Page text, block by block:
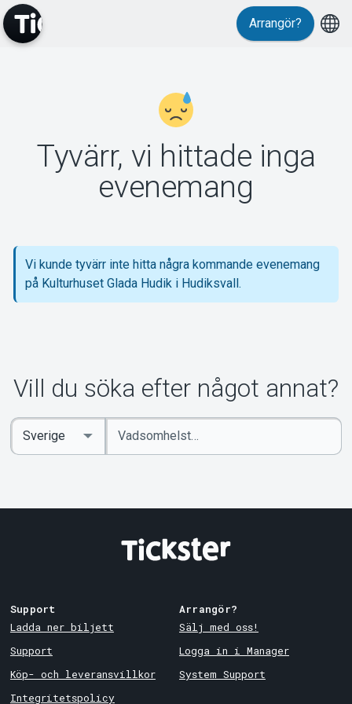
Support
Om Tickster
Arrangör?
Tyvärr, vi hittade inga
evenemang
Vi kunde tyvärr inte hitta några kommande evenemang
på Kulturhuset Glada Hudik i Hudiksvall.
Vill du söka efter något annat?
Ange
sökord
Select
Country
Support
Ladda ner biljett
Support
Köp- och leveransvillkor
Integritetspolicy
Arrangör?
Sälj med oss!
Logga in i Manager
System Support